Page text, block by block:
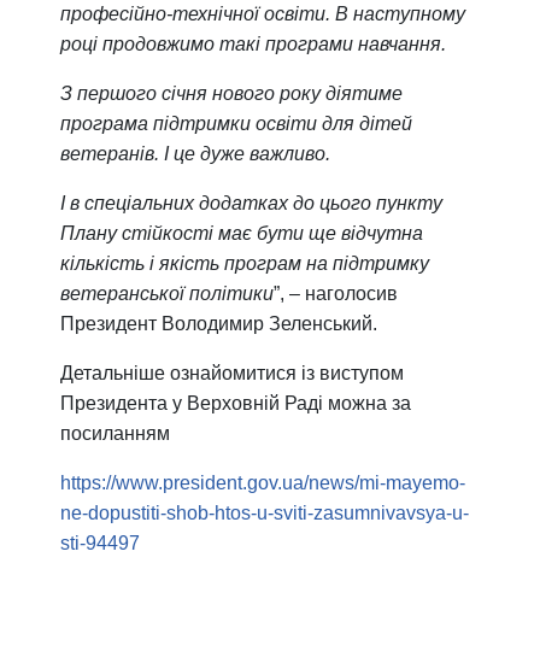
професійно-технічної освіти. В наступному
році продовжимо такі програми навчання.
З першого січня нового року діятиме
програма підтримки освіти для дітей
ветеранів. І це дуже важливо.
І в спеціальних додатках до цього пункту
Плану стійкості має бути ще відчутна
кількість і якість програм на підтримку
ветеранської політики”, – наголосив
Президент Володимир Зеленський.
Детальніше ознайомитися із виступом
Президента у Верховній Раді можна за
посиланням
https://www.president.gov.ua/news/mi-mayemo-
ne-dopustiti-shob-htos-u-sviti-zasumnivavsya-u-
sti-94497